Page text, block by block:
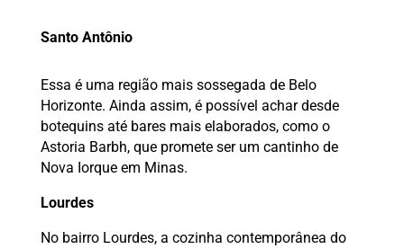
Santo Antônio
Essa é uma região mais sossegada de Belo
Horizonte. Ainda assim, é possível achar desde
botequins até bares mais elaborados, como o
Astoria Barbh, que promete ser um cantinho de
Nova Iorque em Minas.
Lourdes
No bairro Lourdes, a cozinha contemporânea do